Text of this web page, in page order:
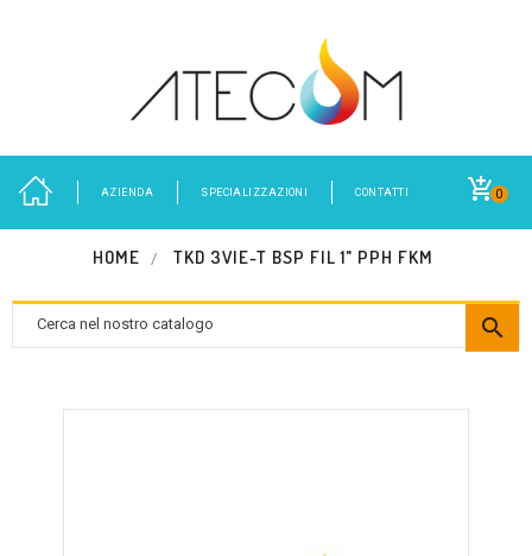
0
AZIENDA SPECIALIZZAZIONI CONTATTI
HOME TKD 3VIE-T BSP FIL 1" PPH FKM
